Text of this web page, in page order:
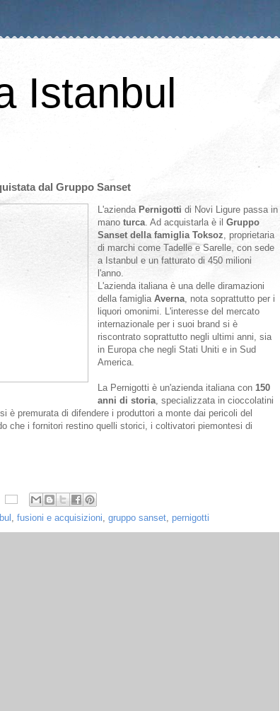
Istanbul
dal Gruppo Sanset
L'azienda Pernigotti di Novi Ligure passa in
mano turca. Ad acquistarla è il Gruppo
Sanset della famiglia Toksoz, proprietaria
di marchi come Tadelle e Sarelle, con sede
a Istanbul e un fatturato di 450 milioni
l'anno.
L'azienda italiana è una delle diramazioni
della famiglia Averna, nota soprattutto per i
liquori omonimi. L'interesse del mercato
internazionale per i suoi brand si è
riscontrato soprattutto negli ultimi anni, sia
in Europa che negli Stati Uniti e in Sud
America.
La Pernigotti è un'azienda italiana con 150
anni di storia, specializzata in cioccolatini
è premurata di difendere i produttori a monte dai pericoli del
che i fornitori restino quelli storici, i coltivatori piemontesi di
, fusioni e acquisizioni, gruppo sanset, pernigotti